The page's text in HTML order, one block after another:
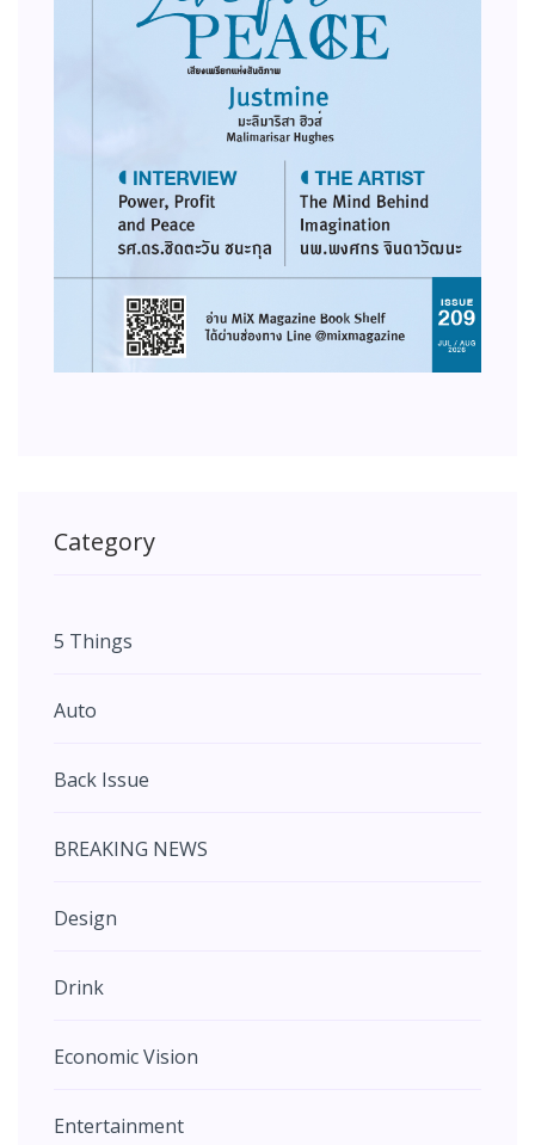
Category
5 Things
Auto
Back Issue
BREAKING NEWS
Design
Drink
Economic Vision
Entertainment